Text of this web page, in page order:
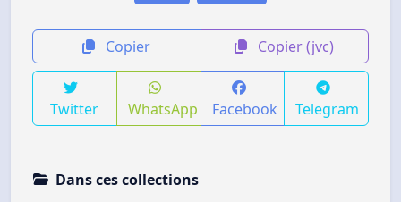
Copier Copier (jvc)
Twitter WhatsApp Facebook Telegram
Dans ces collections